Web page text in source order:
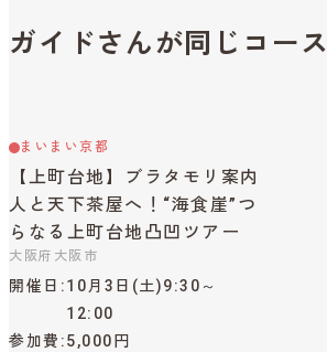
ガイドさんが同じコース
まいまい京都
【上町台地】ブラタモリ案内
人と天下茶屋へ！“海食崖”つ
らなる上町台地凸凹ツアー
大阪府大阪市
開催日
10月3日(土)9:30～
12:00
参加費 5,000円